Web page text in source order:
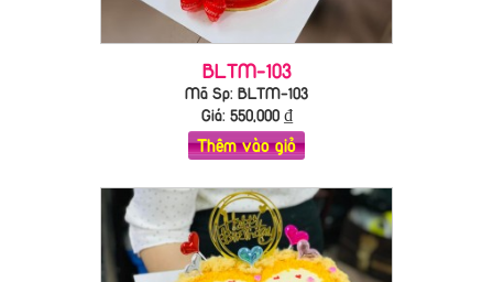
BLTM-103
Mã Sp: BLTM-103
Giá: 550,000₫
Thêm vào giỏ